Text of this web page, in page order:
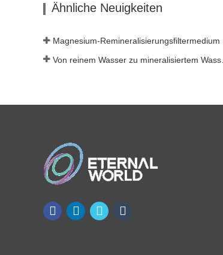
Ähnliche Neuigkeiten